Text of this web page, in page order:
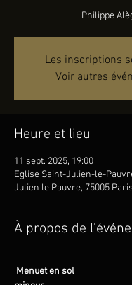
Philippe
Les inscriptions
Voir autres
Heure et lieu
11 sept. 2025, 19:00
Eglise Saint-Julien-le-
Julien le Pauvre, 75005
À propos de
Menuet en sol